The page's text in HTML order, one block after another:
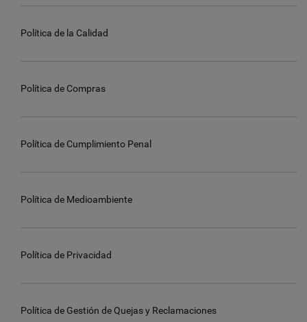
Política de la Calidad
Política de Compras
Política de Cumplimiento Penal
Política de Medioambiente
Política de Privacidad
Política de Gestión de Quejas y Reclamaciones